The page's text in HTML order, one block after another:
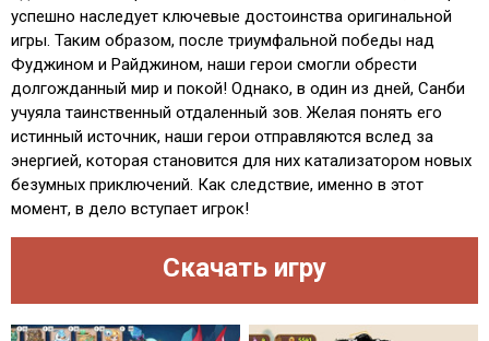
успешно наследует ключевые достоинства оригинальной
игры. Таким образом, после триумфальной победы над
Фуджином и Райджином, наши герои смогли обрести
долгожданный мир и покой! Однако, в один из дней, Санби
учуяла таинственный отдаленный зов. Желая понять его
истинный источник, наши герои отправляются вслед за
энергией, которая становится для них катализатором новых
безумных приключений. Как следствие, именно в этот
момент, в дело вступает игрок!
Скачать игру